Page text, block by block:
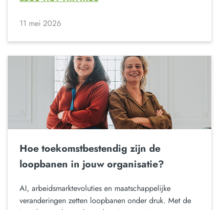
11 mei 2026
Hoe toekomstbestendig zijn de
loopbanen in jouw organisatie?
AI, arbeidsmarktevoluties en maatschappelijke
veranderingen zetten loopbanen onder druk. Met de